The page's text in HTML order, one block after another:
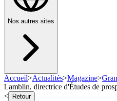
Nos autres sites
Accueil>Actualités>Magazine>
Lamblin, directrice d'Études de
<
Retour